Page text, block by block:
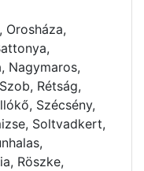
Orosháza,
Nagymaros,
Rétság,
Szécsény,
Soltvadkert,
Röszke,